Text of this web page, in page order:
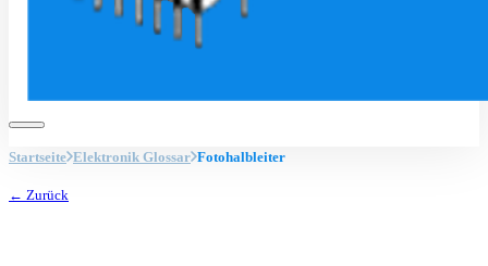
Startseite Elektronik Glossar Fotohalbleiter
← Zurück